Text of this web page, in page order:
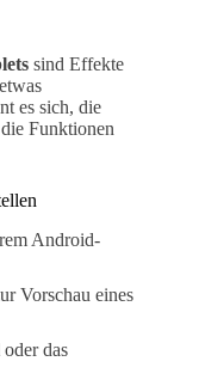
sind Effekte
es sich, die
Funktionen
Android-
Vorschau eines
oder das